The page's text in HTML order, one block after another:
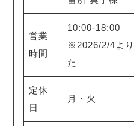
営業
時間
10:00-18:00
※2026/2/4よ
た
定休
日
月・火